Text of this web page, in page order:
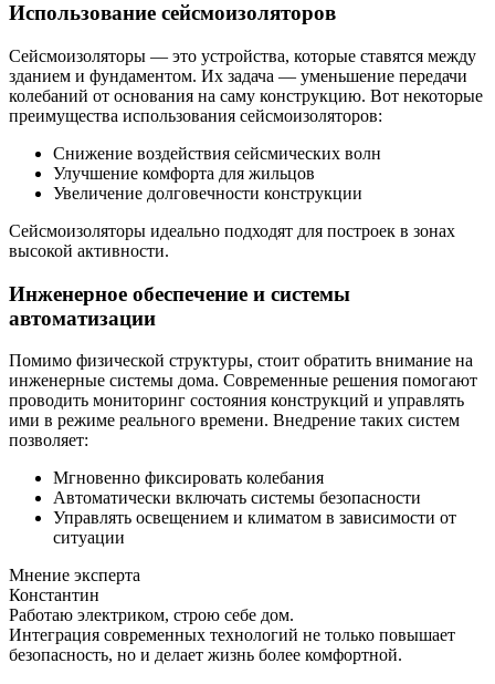
Использование сейсмоизоляторов
Сейсмоизоляторы — это устройства, которые ставятся между
зданием и фундаментом. Их задача — уменьшение передачи
колебаний от основания на саму конструкцию. Вот некоторые
преимущества использования сейсмоизоляторов:
Снижение воздействия сейсмических волн
Улучшение комфорта для жильцов
Увеличение долговечности конструкции
Сейсмоизоляторы идеально подходят для построек в зонах
высокой активности.
Инженерное обеспечение и системы
автоматизации
Помимо физической структуры, стоит обратить внимание на
инженерные системы дома. Современные решения помогают
проводить мониторинг состояния конструкций и управлять
ими в режиме реального времени. Внедрение таких систем
позволяет:
Мгновенно фиксировать колебания
Автоматически включать системы безопасности
Управлять освещением и климатом в зависимости от
ситуации
Мнение эксперта
Константин
Работаю электриком, строю себе дом.
Интеграция современных технологий не только повышает
безопасность, но и делает жизнь более комфортной.